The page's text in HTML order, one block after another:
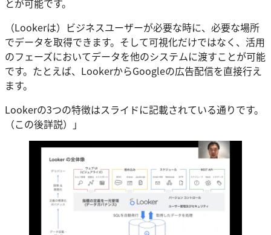
とが可能です。
（Lookerは）ビジネスユーザーが必要な時に、必要な場所
でデータを取得できます。そして可視化だけではなく、活用
のフェーズにおいてデータを他のシステムに渡すことが可能
です。たとえば、LookerからGoogleの広告配信を直接行え
ます。
Lookerの3つの特徴はスライドに記載されている通りです。
（この後詳説）」